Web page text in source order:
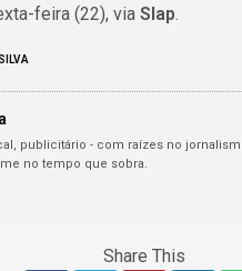
feira (22), viaSlap.
SILVA
publicitário - com raízes no
no tempo que sobra.
Share This